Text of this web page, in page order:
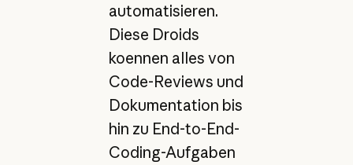
automatisieren.
Diese Droids
koennen alles von
Code-Reviews und
Dokumentation bis
hin zu End-to-End-
Coding-Aufgaben